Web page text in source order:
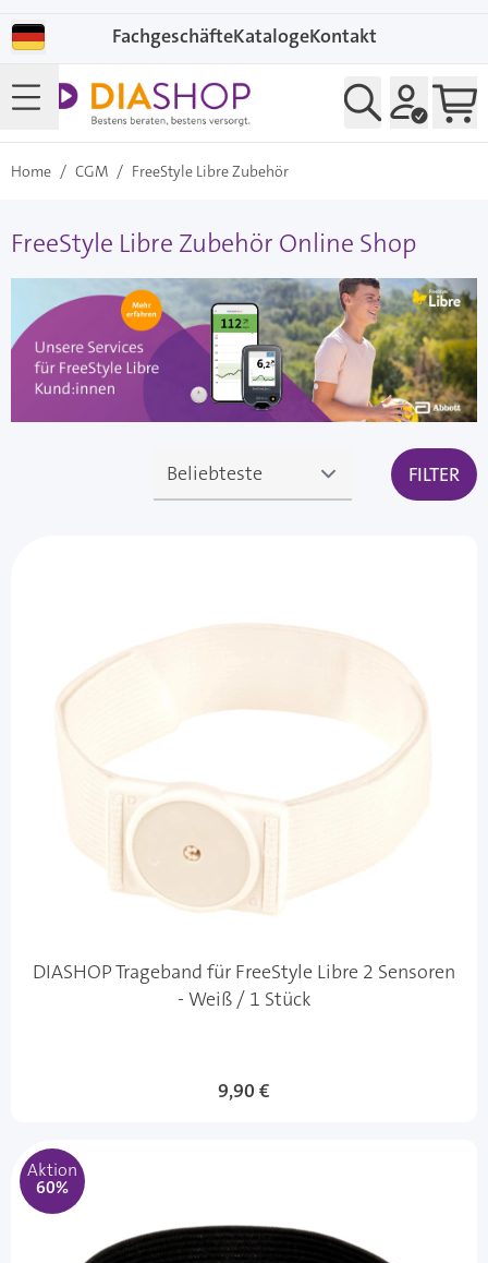
FachgeschäfteKatalogeKontakt
Home / CGM / FreeStyle Libre Zubehör
FreeStyle Libre Zubehör Online Shop
FILTER
DIASHOP Trageband für FreeStyle Libre 2 Sensoren
- Weiß / 1 Stück
9,90 €
Aktion
60%